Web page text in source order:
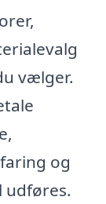
vælger.
og
udføres.